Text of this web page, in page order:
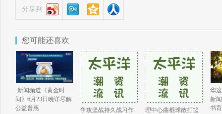
分享到
您可能还喜欢
·新闻频道《黄金时
间》6月23日晚详尽解
公益普惠
争攻坚战持久战习作
理中心曲棍球散打篮
华
新
书